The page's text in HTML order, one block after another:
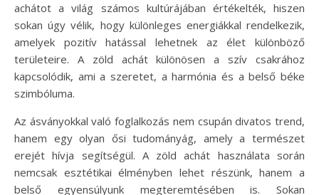
achátot a világ számos kultúrájában értékelték, hiszen
sokan úgy vélik, hogy különleges energiákkal rendelkezik,
amelyek pozitív hatással lehetnek az élet különböző
területeire. A zöld achát különösen a szív csakrához
kapcsolódik, ami a szeretet, a harmónia és a belső béke
szimbóluma.
Az ásványokkal való foglalkozás nem csupán divatos trend,
hanem egy olyan ősi tudományág, amely a természet
erejét hívja segítségül. A zöld achát használata során
nemcsak esztétikai élményben lehet részünk, hanem a
belső egyensúlyunk megteremtésében is. Sokan